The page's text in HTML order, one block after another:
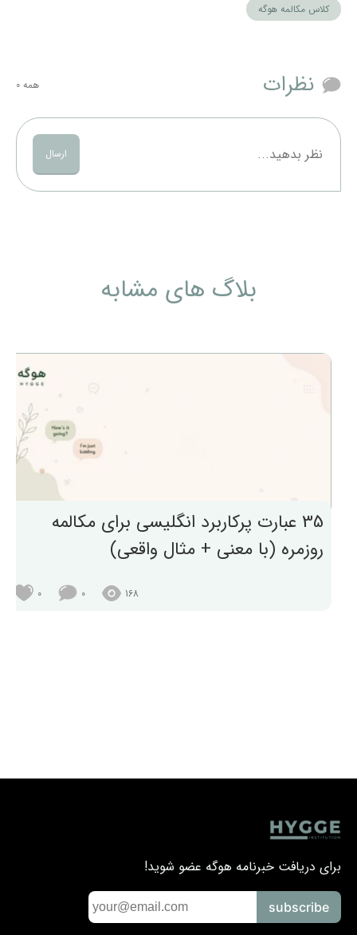
کلاس مکالمه هوگه
نظرات همه 0
ارسال
بلاگ های مشابه
35 عبارت پرکاربرد انگلیسی برای مکالمه
روزمره (با معنی + مثال واقعی)
0 0 168
برای دریافت خبرنامه هوگه عضو شوید!
subscribe